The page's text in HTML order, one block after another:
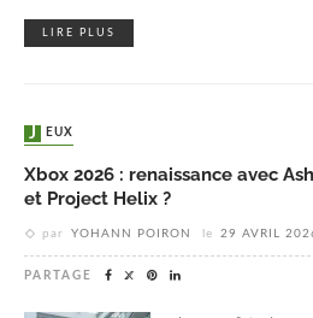
LIRE PLUS
JEUX
Xbox 2026 : renaissance avec
et Project Helix ?
par YOHANN POIRON le 29 AVRIL
PARTAGE